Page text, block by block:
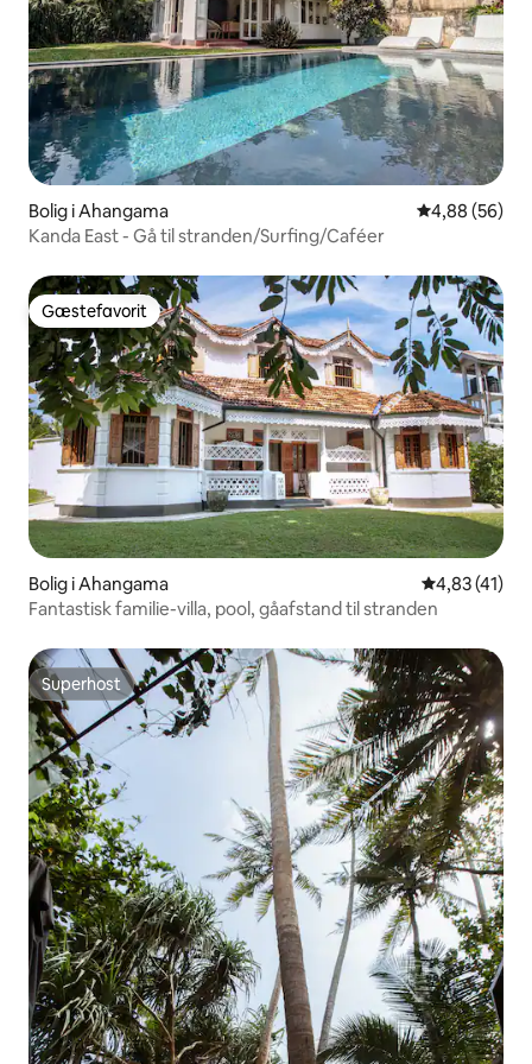
Bolig i Ahangama 4,88 ud af 5 i
4,88 (56)
Kanda East - Gå til stranden/Surfing/Caféer
Gæstefavorit
Gæstefavorit
Bolig i Ahangama 4,83 ud af 5
4,83 (41)
Fantastisk familie-villa, pool, gåafstand til stranden
Superhost
Superhost